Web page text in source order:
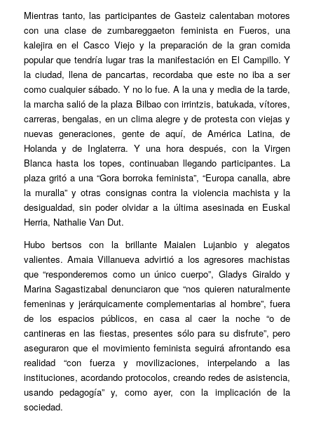
Mientras tanto, las participantes de Gasteiz calentaban motores
con una clase de zumbareggaeton feminista en Fueros, una
kalejira en el Casco Viejo y la preparación de la gran comida
popular que tendría lugar tras la manifestación en El Campillo. Y
la ciudad, llena de pancartas, recordaba que este no iba a ser
como cualquier sábado. Y no lo fue. A la una y media de la tarde,
la marcha salió de la plaza Bilbao con irrintzis, batukada, vítores,
carreras, bengalas, en un clima alegre y de protesta con viejas y
nuevas generaciones, gente de aquí, de América Latina, de
Holanda y de Inglaterra. Y una hora después, con la Virgen
Blanca hasta los topes, continuaban llegando participantes. La
plaza gritó a una “Gora borroka feminista”, “Europa canalla, abre
la muralla” y otras consignas contra la violencia machista y la
desigualdad, sin poder olvidar a la última asesinada en Euskal
Herria, Nathalie Van Dut.
Hubo bertsos con la brillante Maialen Lujanbio y alegatos
valientes. Amaia Villanueva advirtió a los agresores machistas
que “responderemos como un único cuerpo”, Gladys Giraldo y
Marina Sagastizabal denunciaron que “nos quieren naturalmente
femeninas y jerárquicamente complementarias al hombre”, fuera
de los espacios públicos, en casa al caer la noche “o de
cantineras en las fiestas, presentes sólo para su disfrute”, pero
aseguraron que el movimiento feminista seguirá afrontando esa
realidad “con fuerza y movilizaciones, interpelando a las
instituciones, acordando protocolos, creando redes de asistencia,
usando pedagogía” y, como ayer, con la implicación de la
sociedad.